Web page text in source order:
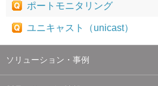
ポートモニタリング
ユニキャスト（unicast）
ソリューション・事例